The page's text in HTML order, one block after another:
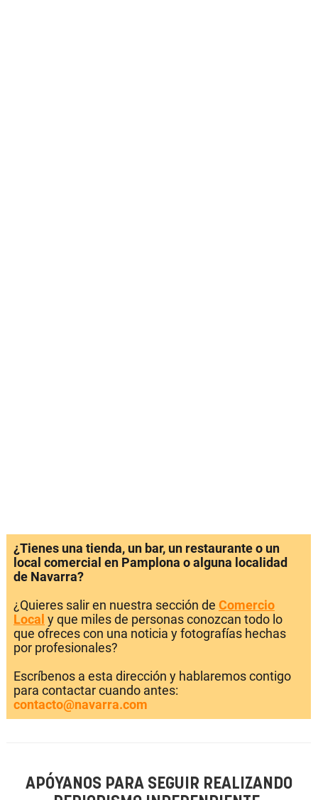
¿Tienes una tienda, un bar, un restaurante o un
local comercial en Pamplona o alguna localidad
de Navarra?
¿Quieres salir en nuestra sección de Comercio
Local y que miles de personas conozcan todo lo
que ofreces con una noticia y fotografías hechas
por profesionales?
Escríbenos a esta dirección y hablaremos contigo
para contactar cuando antes:
contacto@navarra.com
APÓYANOS PARA SEGUIR REALIZANDO